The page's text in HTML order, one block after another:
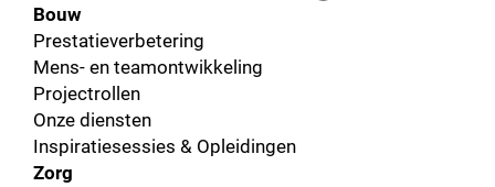
Bouw
Prestatieverbetering
Mens- en teamontwikkeling
Projectrollen
Onze diensten
Inspiratiesessies & Opleidingen
Zorg